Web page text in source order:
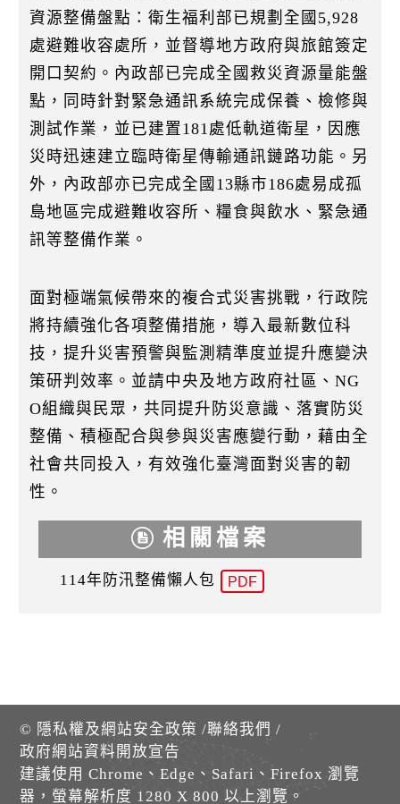
資源整備盤點：衛生福利部已規劃全國5,928
處避難收容處所，並督導地方政府與旅館簽定
開口契約。內政部已完成全國救災資源量能盤
點，同時針對緊急通訊系統完成保養、檢修與
測試作業，並已建置181處低軌道衛星，因應
災時迅速建立臨時衛星傳輸通訊鏈路功能。另
外，內政部亦已完成全國13縣市186處易成孤
島地區完成避難收容所、糧食與飲水、緊急通
訊等整備作業。
面對極端氣候帶來的複合式災害挑戰，行政院
將持續強化各項整備措施，導入最新數位科
技，提升災害預警與監測精準度並提升應變決
策研判效率。並請中央及地方政府社區、NG
O組織與民眾，共同提升防災意識、落實防災
整備、積極配合與參與災害應變行動，藉由全
社會共同投入，有效強化臺灣面對災害的韌
性。
相關檔案
114年防汛整備懶人包 PDF
© 隱私權及網站安全政策 /聯絡我們 /
政府網站資料開放宣告
建議使用 Chrome、Edge、Safari、Firefox 瀏覽
器，螢幕解析度 1280 X 800 以上瀏覽。